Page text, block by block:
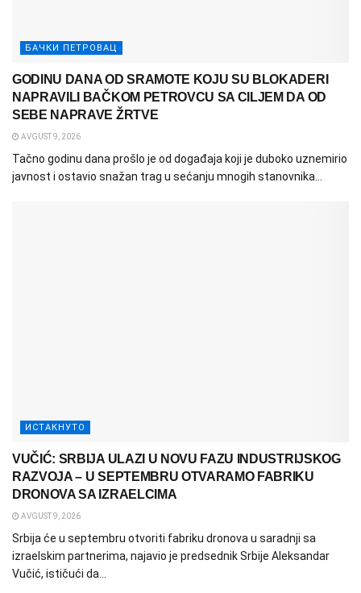
БАЧКИ ПЕТРОВАЦ
GODINU DANA OD SRAMOTE KOJU SU BLOKADERI
NAPRAVILI BAČKOM PETROVCU SA CILJEM DA OD
SEBE NAPRAVE ŽRTVE
AVGUST 9, 2026
Tačno godinu dana prošlo je od događaja koji je duboko uznemirio
javnost i ostavio snažan trag u sećanju mnogih stanovnika...
ИСТАКНУТО
VUČIĆ: SRBIJA ULAZI U NOVU FAZU INDUSTRIJSKOG
RAZVOJA – U SEPTEMBRU OTVARAMO FABRIKU
DRONOVA SA IZRAELCIMA
AVGUST 9, 2026
Srbija će u septembru otvoriti fabriku dronova u saradnji sa
izraelskim partnerima, najavio je predsednik Srbije Aleksandar
Vučić, ističući da...